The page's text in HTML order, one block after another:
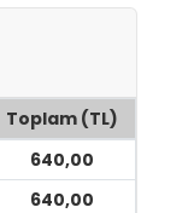
Toplam (TL)
640,00
640,00